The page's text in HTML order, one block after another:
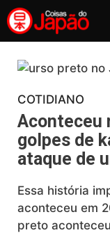
Pular
para
o
conteúdo
COTIDIANO
Aconteceu
golpes de
ataque de
Essa história
aconteceu em
preto